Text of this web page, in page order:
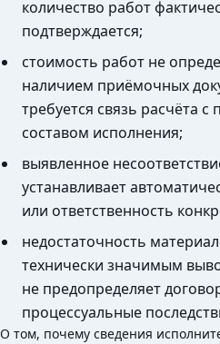
количество работ
подтверждается;
стоимость работ не
наличием приёмочных
требуется связь расчёта
составом исполнения;
выявленное
устанавливает
или ответственность
недостаточность
технически значимым
не предопределяет
процессуальные
О том, почему сведения